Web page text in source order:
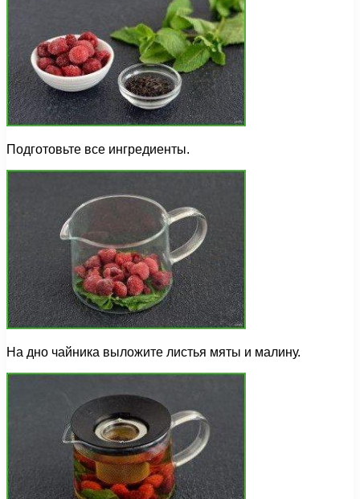
Подготовьте все ингредиенты.
На дно чайника выложите листья мяты и малину.